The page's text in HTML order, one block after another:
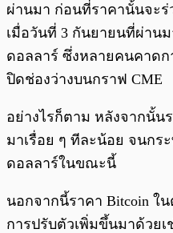
ผ่านมา ก่อนที่ราคานั้นจะร่
เมื่อวันที่ 3 กันยายนที่ผ่านม
ดอลลาร์ ซึ่งหลายคนคาด
ปิดช่องว่างบนกราฟ CME
อย่างไรก็ตาม หลังจากนั้น
มาเรื่อย ๆ ทีละน้อย จนกร
ดอลลาร์ในขณะนี้
นอกจากนี้ราคา Bitcoin ใ
การปรับตัวเพิ่มขึ้นมาด้วย